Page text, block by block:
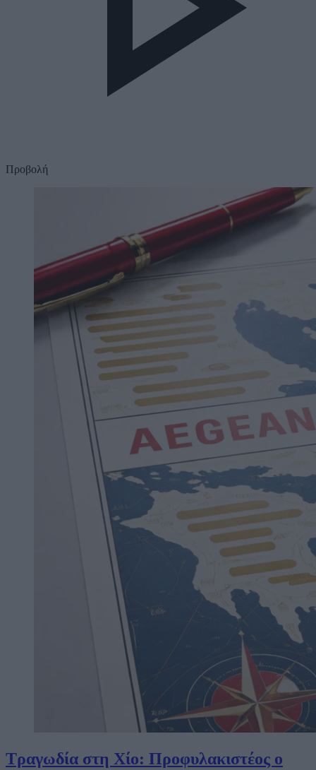
Προβολή
Τραγωδία στη Χίο: Προφυλακιστέος ο